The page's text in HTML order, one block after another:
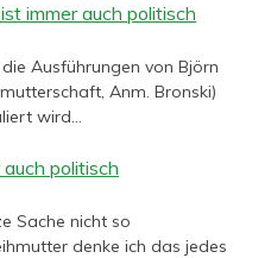
immer auch politisch
Ausführungen von Björn
Anm. Bronski)
wird…
politisch
Sache nicht so
denke ich das jedes